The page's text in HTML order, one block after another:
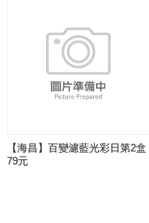
【海昌】百變濾藍光彩日第2盒
79元